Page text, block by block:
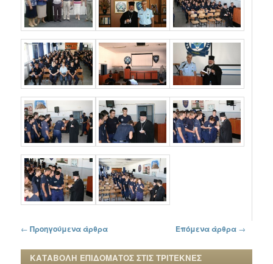
Πλοήγηση στα άρθρα
← Προηγούμενα άρθρα Επόμενα άρθρα →
ΚΑΤΑΒΟΛΗ ΕΠΙΔΟΜΑΤΟΣ ΣΤΙΣ ΤΡΙΤΕΚΝΕΣ